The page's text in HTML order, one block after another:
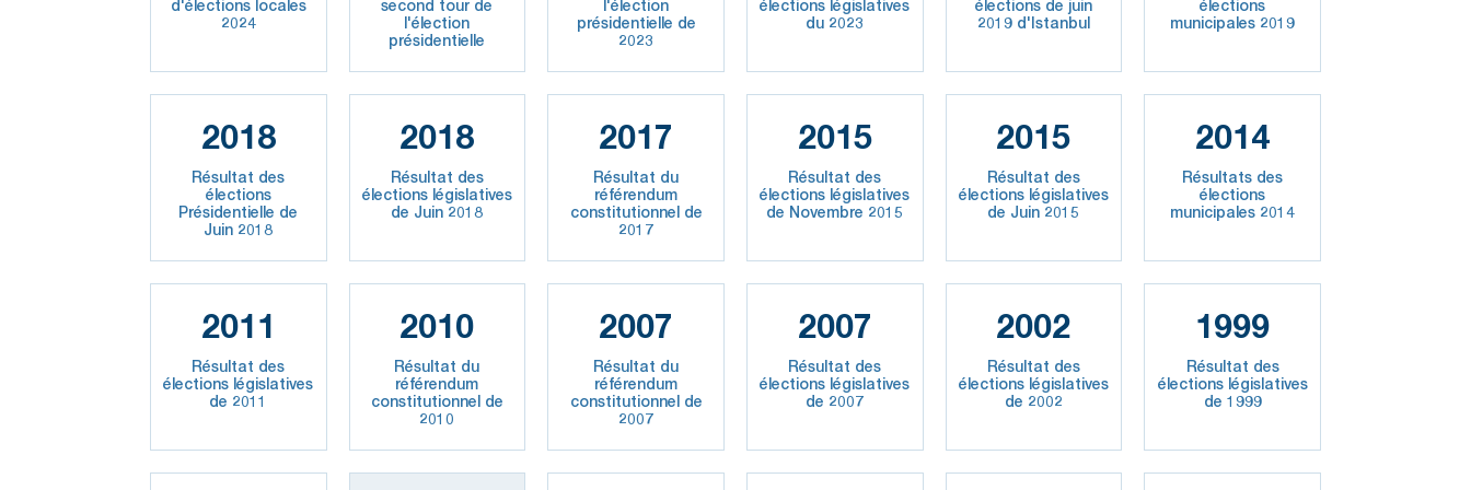
d'élections locales
2024
second tour de
l'élection
présidentielle
l'élection
présidentielle de
2023
élections législatives
du 2023
élections de juin
2019 d'Istanbul
élections
municipales 2019
2018
Résultat des
élections
Présidentielle de
Juin 2018
2018
Résultat des
élections législatives
de Juin 2018
2017
Résultat du
référendum
constitutionnel de
2017
2015
Résultat des
élections législatives
de Novembre 2015
2015
Résultat des
élections législatives
de Juin 2015
2014
Résultats des
élections
municipales 2014
2011
Résultat des
élections législatives
de 2011
2010
Résultat du
référendum
constitutionnel de
2010
2007
Résultat du
référendum
constitutionnel de
2007
2007
Résultat des
élections législatives
de 2007
2002
Résultat des
élections législatives
de 2002
1999
Résultat des
élections législatives
de 1999